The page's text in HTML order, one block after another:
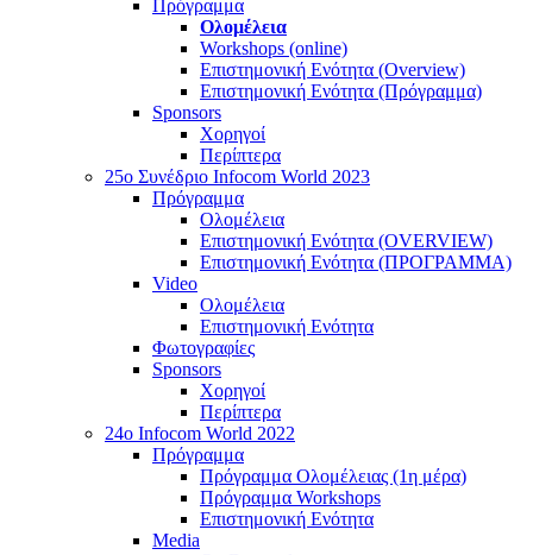
Πρόγραμμα
Ολομέλεια
Workshops (online)
Επιστημονική Ενότητα (Overview)
Επιστημονική Ενότητα (Πρόγραμμα)
Sponsors
Χορηγοί
Περίπτερα
25o Συνέδριο Infocom World 2023
Πρόγραμμα
Ολομέλεια
Επιστημονική Ενότητα (OVERVIEW)
Επιστημονική Ενότητα (ΠΡΟΓΡΑΜΜΑ)
Video
Ολομέλεια
Επιστημονική Ενότητα
Φωτογραφίες
Sponsors
Χορηγοί
Περίπτερα
24o Infocom World 2022
Πρόγραμμα
Πρόγραμμα Ολομέλειας (1η μέρα)
Πρόγραμμα Workshops
Επιστημονική Ενότητα
Media